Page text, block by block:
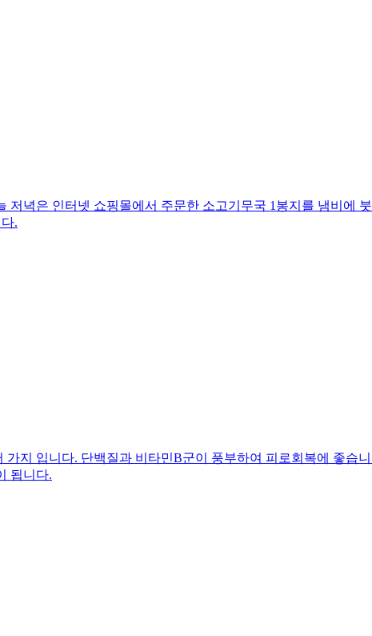
녁은 인터넷 쇼핑몰에서 주문한 소고기무국 1봉지를 냄비에
.
지 입니다. 단백질과 비타민B군이 풍부하여 피로회복에 좋습
됩니다.